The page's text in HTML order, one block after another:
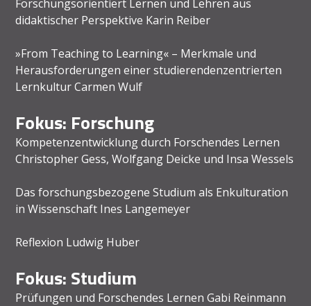
Forschungsorientiert Lernen und Lehren aus
didaktischer Perspektive Karin Reiber
»From Teaching to Learning« – Merkmale und
Herausforderungen einer studierendenzentrierten
Lernkultur Carmen Wulf
Fokus: Forschung
Kompetenzentwicklung durch Forschendes Lernen
Christopher Gess, Wolfgang Deicke und Insa Wessels
Das forschungsbezogene Studium als Enkulturation
in Wissenschaft Ines Langemeyer
Reflexion Ludwig Huber
Fokus: Studium
Prüfungen und Forschendes Lernen Gabi Reinmann